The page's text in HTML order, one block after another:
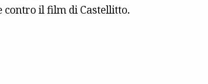
il film di Castellitto.